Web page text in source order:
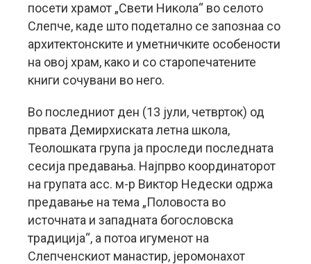
посети храмот „Свети Никола“ во селото
Слепче, каде што подетално се запознаа со
архитектонските и уметничките особености
на овој храм, како и со старопечатените
книги сочувани во него.
Во последниот ден (13 јули, четврток) од
првата Демирхиската летна школа,
Теолошката група ја проследи последната
сесија предавања. Најпрво координаторот
на групата асс. м-р Виктор Недески одржа
предавање на тема „Половоста во
источната и западната богословска
традиција“, а потоа игуменот на
Слепченскиот манастир, јеромонахот